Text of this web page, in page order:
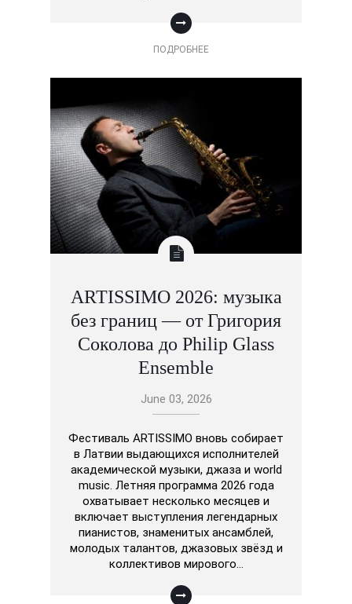
ПОДРОБНЕЕ
ARTISSIMO 2026: музыка
без границ — от Григория
Соколова до Philip Glass
Ensemble
June 03, 2026
Фестиваль ARTISSIMO вновь собирает
в Латвии выдающихся исполнителей
академической музыки, джаза и world
music. Летняя программа 2026 года
охватывает несколько месяцев и
включает выступления легендарных
пианистов, знаменитых ансамблей,
молодых талантов, джазовых звёзд и
коллективов мирового…